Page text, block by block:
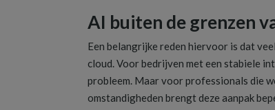
AI buiten de grenzen
Een belangrijke reden hiervoor is dat
cloud. Voor bedrijven met een stabiele
probleem. Maar voor professionals die
omstandigheden brengt deze aanpak